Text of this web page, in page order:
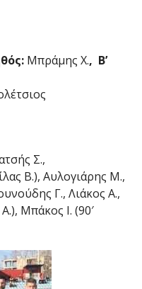
Μπράμης Χ., Β’
Σ.,
Β.), Αυλογιάρης Μ.,
Γ., Λιάκος Α.,
Μπάκος Ι. (90′